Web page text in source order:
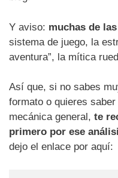
Y aviso: muchas de
sistema de juego, la
aventura”, la mítica
Así que, si no sabes
formato o quieres
mecánica general, te
primero por ese
dejo el enlace por aquí: